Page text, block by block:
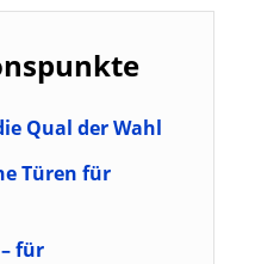
Qual der Wahl
Türen für
für